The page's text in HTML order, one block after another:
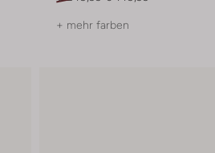
+ mehr farben